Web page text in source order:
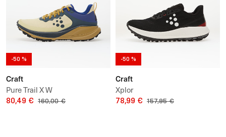
-50 %
Craft
Pure Trail X W
80,49 € 160,00 €
-50 %
Craft
Xplor
78,99 € 157,95 €